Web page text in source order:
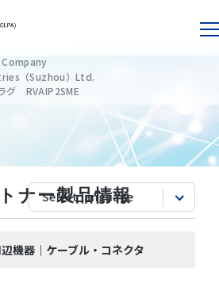
（Suzhou）Ltd.
グ RVAIP2SME
ナー製品情報
機器｜ケーブル・コネクタ